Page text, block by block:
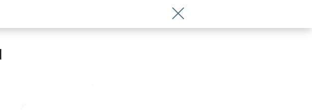
Wróć do artykułu Jak zmieniał się